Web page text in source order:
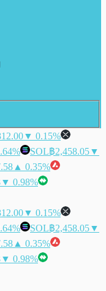
▼ 0.15%
SOL฿2,458.05▼
▲ 0.35%
▼ 0.98%
▼ 0.15%
SOL฿2,458.05▼
▲ 0.35%
▼ 0.98%